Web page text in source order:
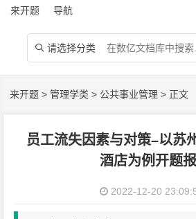
来开题 导航
 请选择分类
来开题 >管理学类 > 公共事业管理 > 正文
员工流失因素与对策–以苏
酒店为例开题
2022-12-20